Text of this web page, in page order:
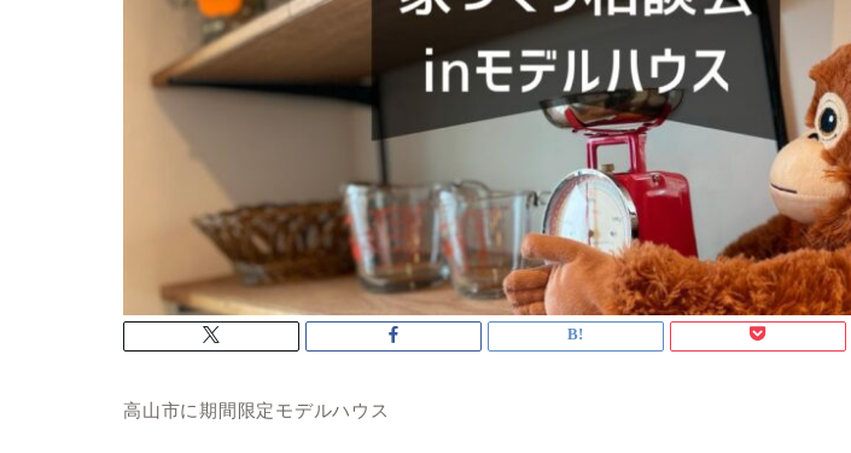
高山市に期間限定モデルハウス